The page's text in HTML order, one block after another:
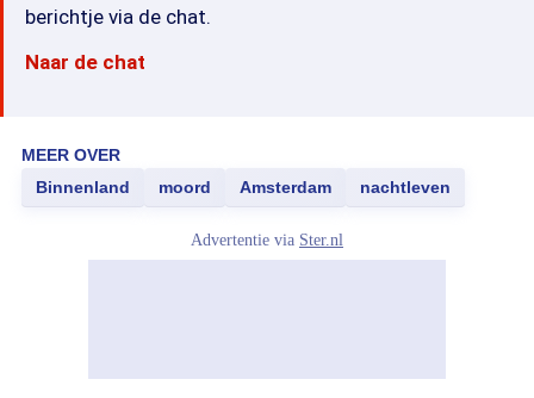
berichtje via de chat.
Naar de chat
MEER OVER
Binnenland
moord Amsterdam nachtleven
Advertentie via Ster.nl